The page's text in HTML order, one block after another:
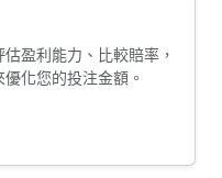
盈利能力、比較賠率，
化您的投注金額。